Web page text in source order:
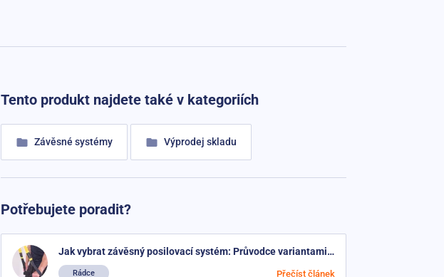
Tento produkt najdete také v kategoriích
Závěsné systémy Výprodej skladu
Potřebujete poradit?
Jak vybrat závěsný posilovací systém: Průvodce variantami Sportago Variotrainer
Rádce Přečíst článek